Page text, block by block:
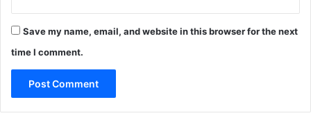
Save my name, email, and website in this browser for the next
time I comment.